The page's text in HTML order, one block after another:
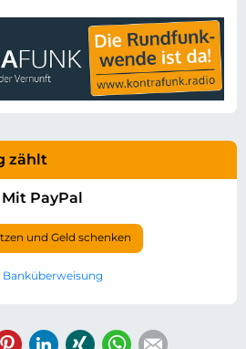
zählt
Mit PayPal
und Geld schenken
Banküberweisung
PinterestLinkedIn
Xing WhatsApp